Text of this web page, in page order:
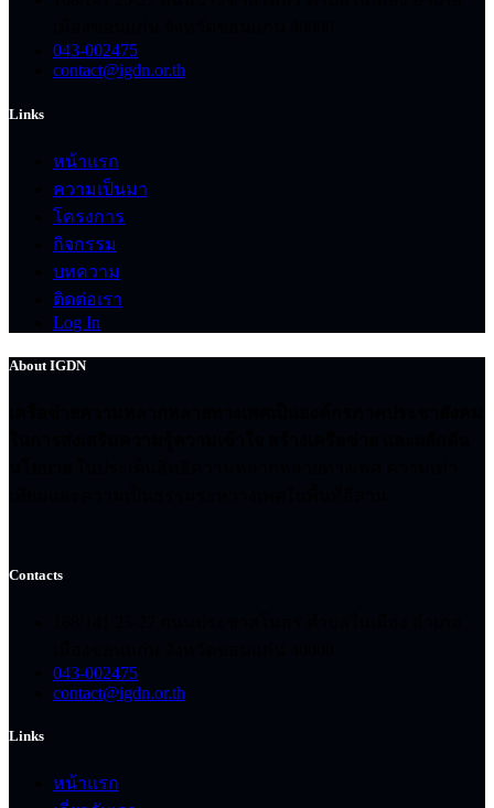
043-002475
contact@igdn.or.th
Links
หน้าแรก
ความเป็นมา
โครงการ
กิจกรรม
บทความ
ติดต่อเรา
Log In
About IGDN
Contacts
043-002475
contact@igdn.or.th
Links
หน้าแรก